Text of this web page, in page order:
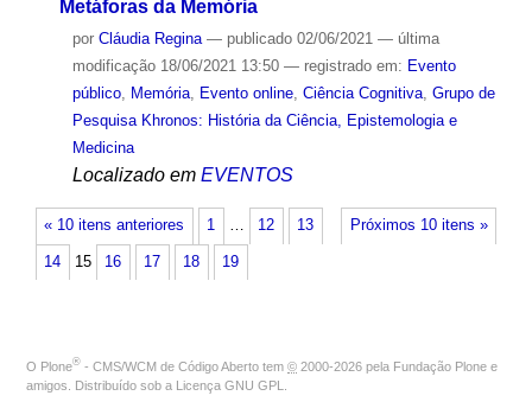
Metáforas da Memória
por Cláudia Regina — publicado02/06/2021 — última
modificação18/06/2021 13:50 — registrado em: Evento
público, Memória, Evento online, Ciência Cognitiva, Grupo de
Pesquisa Khronos: História da Ciência, Epistemologia e
Medicina
Localizado em EVENTOS
« 10 itens anteriores Próximos 10 itens »
1 … 12 13
14 15 16 17 18 19
O Plone® - CMS/WCM de Código Aberto tem © 2000-2026 pela Fundação Plone e
amigos. Distribuído sob a Licença GNU GPL